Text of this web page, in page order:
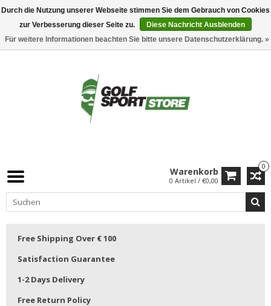
0
Warenkorb
0 Artikel / €0,00
Free Shipping Over € 100
Satisfaction Guarantee
1-2 Days Delivery
Free Return Policy
Durch die Nutzung unserer Webseite stimmen Sie dem Gebrauch von Cookies
zur Verbesserung dieser Seite zu.
Diese Nachricht Ausblenden
Für weitere Informationen beachten Sie bitte unsere Datenschutzerklärung. »